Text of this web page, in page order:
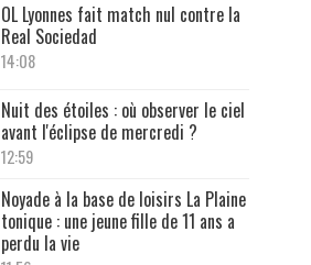
OL Lyonnes fait match nul contre la
Real Sociedad
14:08
Nuit des étoiles : où observer le ciel
avant l'éclipse de mercredi ?
12:59
Noyade à la base de loisirs La Plaine
tonique : une jeune fille de 11 ans a
perdu la vie